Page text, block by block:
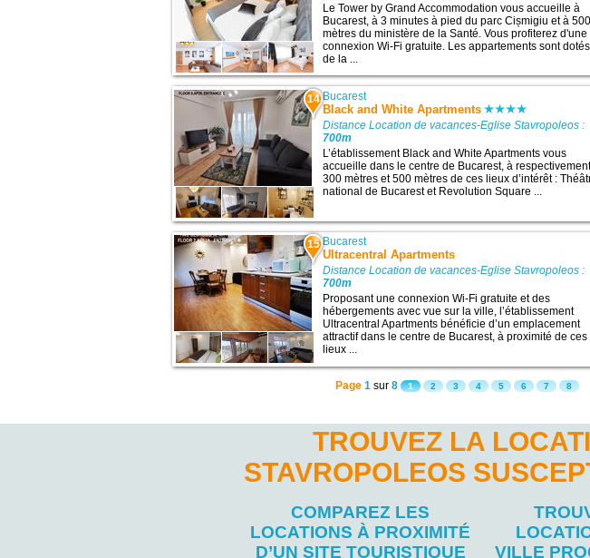
Le Tower by Grand Accommodation vous accueille à
Bucarest, à 3 minutes à pied du parc Cișmigiu et à 500
mètres du ministère de la Santé. Vous profiterez d'une
connexion Wi-Fi gratuite. Les appartements sont dotés
de la ...
14 Bucarest
Black and White Apartments
Distance Location de vacances-Eglise Stavropoleos :
700m
L’établissement Black and White Apartments vous
accueille dans le centre de Bucarest, à
300 mètres et 500 mètres de ces lieux d’intérêt :
national de Bucarest et Revolution Square ...
15 Bucarest
Ultracentral Apartments
Distance Location de vacances-Eglise Stavropoleos :
700m
Proposant une connexion Wi-Fi gratuite et des
hébergements avec vue sur la ville, l’établissement
Ultracentral Apartments bénéficie d’un emplacement
attractif dans le centre de Bucarest, à proximité de ces
lieux ...
Page 1 sur8 1 2 3 4 5 6 7 8
TROUVEZ LA
STAVROPOLEOS
COMPAREZ LES
LOCATIONS À PROXIMITÉ
D’UN SITE TOURISTIQUE
VILLE